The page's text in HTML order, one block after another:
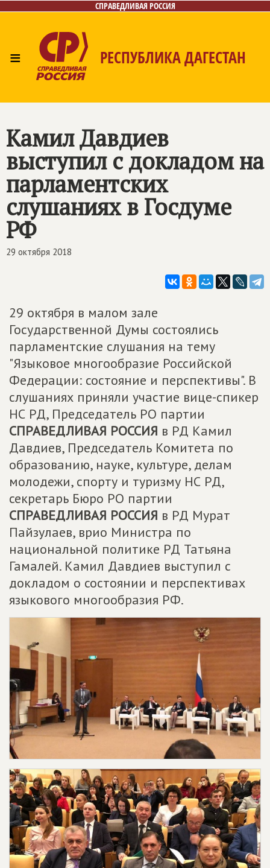
СПРАВЕДЛИВАЯ РОССИЯ
≡ РЕСПУБЛИКА ДАГЕСТАН
Камил Давдиев
выступил с докладом на
парламентских
слушаниях в Госдуме
РФ
29 октября 2018
29 октября в малом зале
Государственной Думы состоялись
парламентские слушания на тему
"Языковое многообразие Российской
Федерации: состояние и перспективы". В
слушаниях приняли участие вице-спикер
НС РД, Председатель РО партии
СПРАВЕДЛИВАЯ РОССИЯ в РД Камил
Давдиев, Председатель Комитета по
образованию, науке, культуре, делам
молодежи, спорту и туризму НС РД,
секретарь Бюро РО партии
СПРАВЕДЛИВАЯ РОССИЯ в РД Мурат
Пайзулаев, врио Министра по
национальной политике РД Татьяна
Гамалей. Камил Давдиев выступил с
докладом о состоянии и перспективах
языкового многообразия РФ.